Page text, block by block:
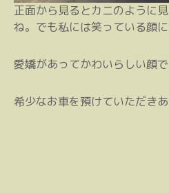
正面から見るとカニのように
ね。でも私には笑っている顔に
愛嬌があってかわいらしい顔で
希少なお車を預けていただき